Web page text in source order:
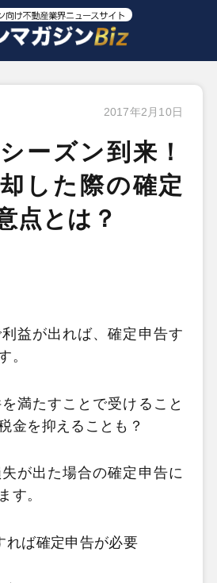
2017年2月10日
ーズン到来！
した際の確定
点とは？
益が出れば、確定申告す
。
満たすことで受けること
金を抑えることも？
が出た場合の確定申告に
す。
れば確定申告が必要